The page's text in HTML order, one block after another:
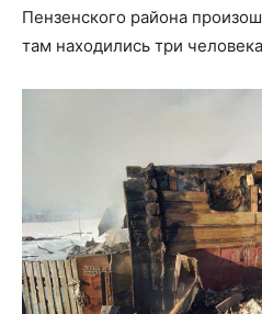
Пензенского района
там находились три